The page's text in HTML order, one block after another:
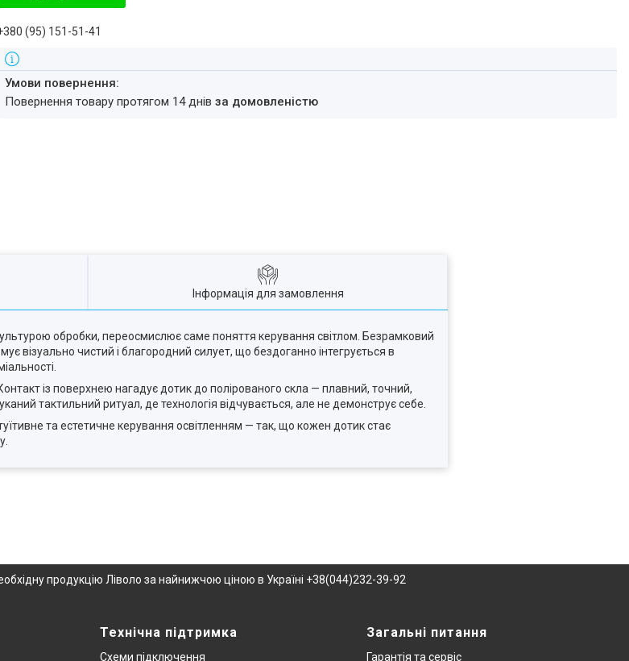
(95) 151-51-41
повернення товару протягом 14 днівза домовленістю
Інформація для замовлення
обробки, переосмислює саме поняття керування світлом. Безрамковий
візуально чистий і благородний силует, що бездоганно інтегрується в
із поверхнею нагадує дотик до полірованого скла — плавний, точний,
тактильний ритуал, де технологія відчувається, але не демонструє себе.
та естетичне керування освітленням — так, що кожен дотик стає
продукцію Ліволо за найнижчою ціною в Україні +38(044)232-39-92
Технічна підтримка
Схеми підключення
Загальні питання
Гарантія та сервіс